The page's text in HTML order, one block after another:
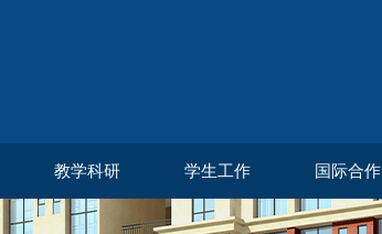
教学科研 学生工作 国际合作